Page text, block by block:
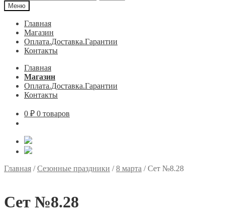
Меню
Главная
Магазин
Оплата.Доставка.Гарантии
Контакты
Главная
Магазин
Оплата.Доставка.Гарантии
Контакты
0 ₽ 0 товаров
Главная /Сезонные праздники /8 марта /Сет №8.28
Сет №8.28